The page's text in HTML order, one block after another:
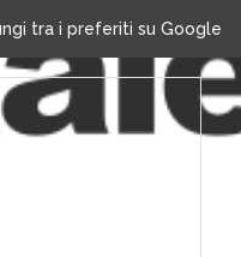
tra i preferiti su Google